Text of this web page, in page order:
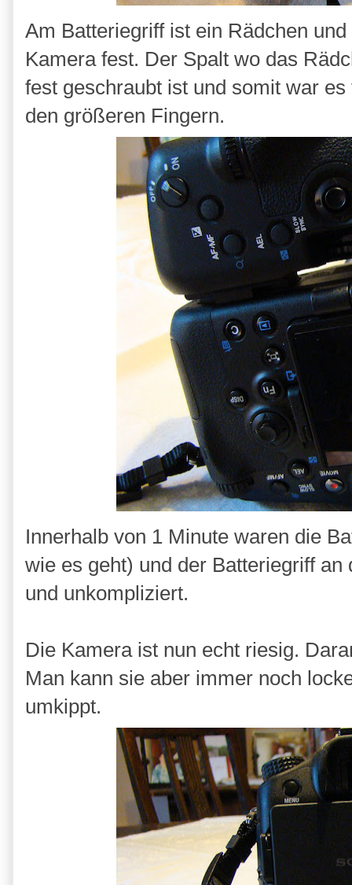
Am Batteriegriff ist ein Rädchen
Kamera fest. Der Spalt wo das
fest geschraubt ist und somit war
den größeren Fingern.
Innerhalb von 1 Minute waren die
wie es geht) und der Batteriegriff
und unkompliziert.
Die Kamera ist nun echt riesig.
Man kann sie aber immer noch
umkippt.